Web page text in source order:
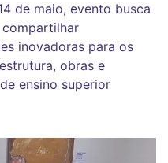
de maio, evento busca
inovadoras para os
obras e
ensino superior